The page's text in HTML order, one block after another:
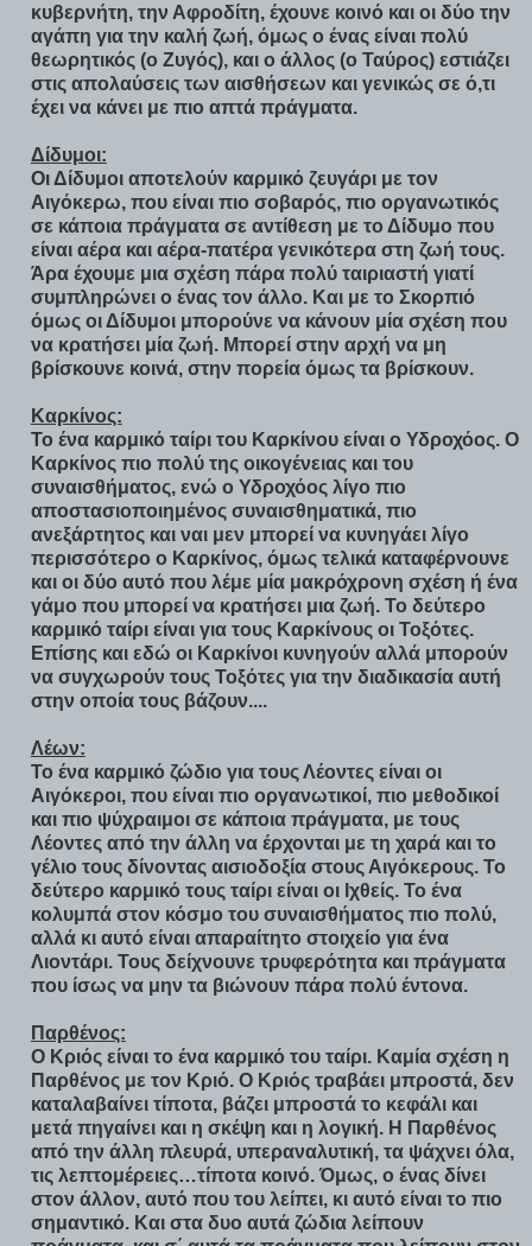
κυβερνήτη, την Αφροδίτη, έχουνε κοινό και οι δύο την
αγάπη για την καλή ζωή, όμως ο ένας είναι πολύ
θεωρητικός (ο Ζυγός), και ο άλλος (ο Ταύρος) εστιάζει
στις απολαύσεις των αισθήσεων και γενικώς σε ό,τι
έχει να κάνει με πιο απτά πράγματα.
Δίδυμοι:
Οι Δίδυμοι αποτελούν καρμικό ζευγάρι με τον
Αιγόκερω, που είναι πιο σοβαρός, πιο οργανωτικός
σε κάποια πράγματα σε αντίθεση με το Δίδυμο που
είναι αέρα και αέρα-πατέρα γενικότερα στη ζωή τους.
Άρα έχουμε μια σχέση πάρα πολύ ταιριαστή γιατί
συμπληρώνει ο ένας τον άλλο. Και με το Σκορπιό
όμως οι Δίδυμοι μπορούνε να κάνουν μία σχέση που
να κρατήσει μία ζωή. Μπορεί στην αρχή να μη
βρίσκουνε κοινά, στην πορεία όμως τα βρίσκουν.
Καρκίνος:
Το ένα καρμικό ταίρι του Καρκίνου είναι ο Υδροχόος. Ο
Καρκίνος πιο πολύ της οικογένειας και του
συναισθήματος, ενώ ο Υδροχόος λίγο πιο
αποστασιοποιημένος συναισθηματικά, πιο
ανεξάρτητος και ναι μεν μπορεί να κυνηγάει λίγο
περισσότερο ο Καρκίνος, όμως τελικά καταφέρνουνε
και οι δύο αυτό που λέμε μία μακρόχρονη σχέση ή ένα
γάμο που μπορεί να κρατήσει μια ζωή. Το δεύτερο
καρμικό ταίρι είναι για τους Καρκίνους οι Τοξότες.
Επίσης και εδώ οι Καρκίνοι κυνηγούν αλλά μπορούν
να συγχωρούν τους Τοξότες για την διαδικασία αυτή
στην οποία τους βάζουν....
Λέων:
Το ένα καρμικό ζώδιο για τους Λέοντες είναι οι
Αιγόκεροι, που είναι πιο οργανωτικοί, πιο μεθοδικοί
και πιο ψύχραιμοι σε κάποια πράγματα, με τους
Λέοντες από την άλλη να έρχονται με τη χαρά και το
γέλιο τους δίνοντας αισιοδοξία στους Αιγόκερους. Το
δεύτερο καρμικό τους ταίρι είναι οι Ιχθείς. Το ένα
κολυμπά στον κόσμο του συναισθήματος πιο πολύ,
αλλά κι αυτό είναι απαραίτητο στοιχείο για ένα
Λιοντάρι. Τους δείχνουνε τρυφερότητα και πράγματα
που ίσως να μην τα βιώνουν πάρα πολύ έντονα.
Παρθένος:
Ο Κριός είναι το ένα καρμικό του ταίρι. Καμία σχέση η
Παρθένος με τον Κριό. Ο Κριός τραβάει μπροστά, δεν
καταλαβαίνει τίποτα, βάζει μπροστά το κεφάλι και
μετά πηγαίνει και η σκέψη και η λογική. Η Παρθένος
από την άλλη πλευρά, υπεραναλυτική, τα ψάχνει όλα,
τις λεπτομέρειες…τίποτα κοινό. Όμως, ο ένας δίνει
στον άλλον, αυτό που του λείπει, κι αυτό είναι το πιο
σημαντικό. Και στα δυο αυτά ζώδια λείπουν